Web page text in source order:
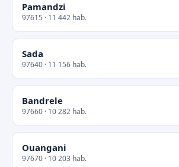
Pamandzi
97615 · 11 442 hab.
Sada
97640 · 11 156 hab.
Bandrele
97660 · 10 282 hab.
Ouangani
97670 · 10 203 hab.